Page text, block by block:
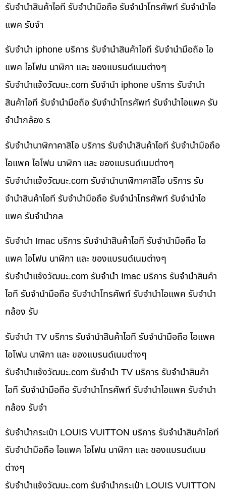
รับจำนำสินค้าไอที รับจำนำมือถือ รับจำนำโทรศัพท์ รับจำนำไอ
แพค รับจำ
รับจำนำ iphone บริการ รับจำนำสินค้าไอที รับจำนำมือถือ ไอ
แพค ไอโฟน นาฬิกา และ ของแบรนด์เนมต่างๆ
รับจํานําแจ้งวัฒนะ.com รับจำนำ iphone บริการ รับจำนำ
สินค้าไอที รับจำนำมือถือ รับจำนำโทรศัพท์ รับจำนำไอแพค รับ
จำนำกล้อง ร
รับจำนำนาฬิกาคาสิโอ บริการ รับจำนำสินค้าไอที รับจำนำมือถือ
ไอแพค ไอโฟน นาฬิกา และ ของแบรนด์เนมต่างๆ
รับจํานําแจ้งวัฒนะ.com รับจำนำนาฬิกาคาสิโอ บริการ รับ
จำนำสินค้าไอที รับจำนำมือถือ รับจำนำโทรศัพท์ รับจำนำไอ
แพค รับจำนำกล
รับจำนำ Imac บริการ รับจำนำสินค้าไอที รับจำนำมือถือ ไอ
แพค ไอโฟน นาฬิกา และ ของแบรนด์เนมต่างๆ
รับจํานําแจ้งวัฒนะ.com รับจำนำ Imac บริการ รับจำนำสินค้า
ไอที รับจำนำมือถือ รับจำนำโทรศัพท์ รับจำนำไอแพค รับจำนำ
กล้อง รับ
รับจำนำ TV บริการ รับจำนำสินค้าไอที รับจำนำมือถือ ไอแพค
ไอโฟน นาฬิกา และ ของแบรนด์เนมต่างๆ
รับจํานําแจ้งวัฒนะ.com รับจำนำ TV บริการ รับจำนำสินค้า
ไอที รับจำนำมือถือ รับจำนำโทรศัพท์ รับจำนำไอแพค รับจำนำ
กล้อง รับจำ
รับจำนำกระเป๋า LOUIS VUITTON บริการ รับจำนำสินค้าไอที
รับจำนำมือถือ ไอแพค ไอโฟน นาฬิกา และ ของแบรนด์เนม
ต่างๆ
รับจํานําแจ้งวัฒนะ.com รับจำนำกระเป๋า LOUIS VUITTON